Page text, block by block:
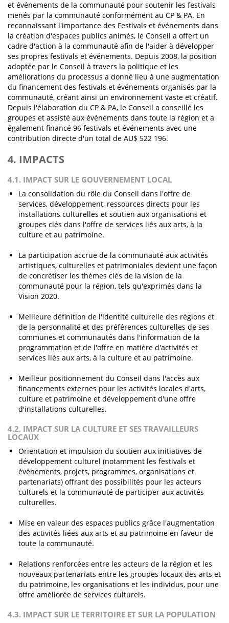
et événements de la communauté pour soutenir les festivals
menés par la communauté conformément au CP & PA. En
reconnaissant l'importance des Festivals et événements dans
la création d'espaces publics animés, le Conseil a offert un
cadre d'action à la communauté afin de l'aider à développer
ses propres festivals et événements. Depuis 2008, la position
adoptée par le Conseil à travers la politique et les
améliorations du processus a donné lieu à une augmentation
du financement des festivals et événements organisés par la
communauté, créant ainsi un environnement vaste et créatif.
Depuis l'élaboration du CP & PA, le Conseil a conseillé les
groupes et assisté aux événements dans toute la région et a
également financé 96 festivals et événements avec une
contribution directe d'un total de AU$ 522 196.
4. IMPACTS
4.1. IMPACT SUR LE GOUVERNEMENT LOCAL
La consolidation du rôle du Conseil dans l'offre de
services, développement, ressources directs pour les
installations culturelles et soutien aux organisations et
groupes clés dans l'offre de services liés aux arts, à la
culture et au patrimoine.
La participation accrue de la communauté aux activités
artistiques, culturelles et patrimoniales devient une façon
de concrétiser les thèmes clés de la vision de la
communauté pour la région, tels qu'exprimés dans la
Vision 2020.
Meilleure définition de l'identité culturelle des régions et
de la personnalité et des préférences culturelles de ses
communes et communautés dans l'information de la
programmation et de l'offre en matière d'activités et
services liés aux arts, à la culture et au patrimoine.
Meilleur positionnement du Conseil dans l'accès aux
financements externes pour les activités locales d'arts,
culture et patrimoine et développement d'une offre
d'installations culturelles.
4.2. IMPACT SUR LA CULTURE ET SES TRAVAILLEURS
LOCAUX
Orientation et impulsion du soutien aux initiatives de
développement culturel (notamment les festivals et
événements, projets, programmes, organisations et
partenariats) offrant des possibilités pour les acteurs
culturels et la communauté de participer aux activités
culturelles.
Mise en valeur des espaces publics grâce l'augmentation
des activités liées aux arts et au patrimoine en faveur de
toute la communauté.
Relations renforcées entre les acteurs de la région et les
nouveaux partenariats entre les groupes locaux des arts et
du patrimoine, les organisations et les individus, pour une
offre améliorée de services culturels.
4.3. IMPACT SUR LE TERRITOIRE ET SUR LA POPULATION